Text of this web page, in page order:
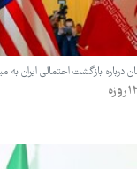
بازگشت احتمالی ایران به